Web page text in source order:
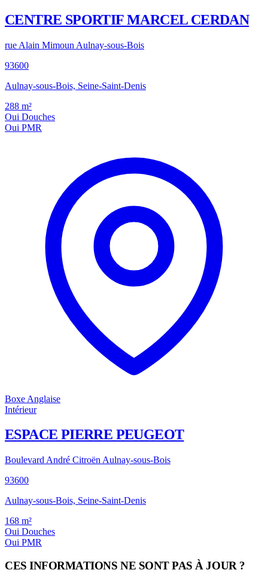
CENTRE SPORTIF MARCEL CERDAN
rue Alain Mimoun Aulnay-sous-Bois
93600
Aulnay-sous-Bois, Seine-Saint-Denis
288 m²
Oui Douches
Oui PMR
Boxe Anglaise
Intérieur
ESPACE PIERRE PEUGEOT
Boulevard André Citroën Aulnay-sous-Bois
93600
Aulnay-sous-Bois, Seine-Saint-Denis
168 m²
Oui Douches
Oui PMR
CES INFORMATIONS NE SONT PAS À JOUR ?